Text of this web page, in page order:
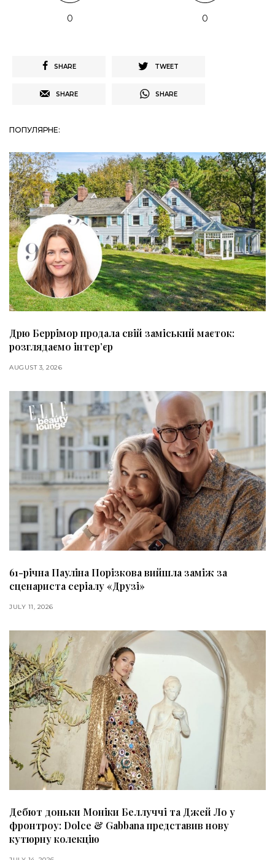
0 0
SHARE TWEET
SHARE SHARE
ПОПУЛЯРНЕ:
Дрю Беррімор продала свій заміський маєток:
розглядаємо інтер’єр
AUGUST 3, 2026
61-річна Пауліна Порізкова вийшла заміж за
сценариста серіалу «Друзі»
JULY 11, 2026
Дебют доньки Моніки Беллуччі та Джей Ло у
фронтроу: Dolce & Gabbana представив нову
кутюрну колекцію